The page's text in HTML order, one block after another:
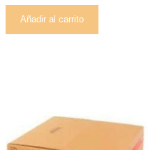
Añadir al carrito